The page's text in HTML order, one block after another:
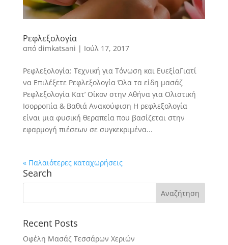
Ρεφλεξολογία
από dimkatsani | Ιούλ 17, 2017
Ρεφλεξολογία: Τεχνική για Τόνωση και ΕυεξίαΓιατί
να Επιλέξετε Ρεφλεξολογία Όλα τα είδη μασάζ
Ρεφλεξολογία Κατ’ Οίκον στην Αθήνα για Ολιστική
Ισορροπία & Βαθιά Ανακούφιση Η ρεφλεξολογία
είναι μια φυσική θεραπεία που βασίζεται στην
εφαρμογή πιέσεων σε συγκεκριμένα...
« Παλαιότερες καταχωρήσεις
Search
Recent Posts
Οφέλη Μασάζ Τεσσάρων Χεριών